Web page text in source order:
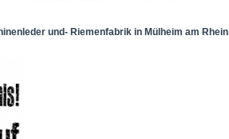
und- Riemenfabrik in Mülheim am Rhein